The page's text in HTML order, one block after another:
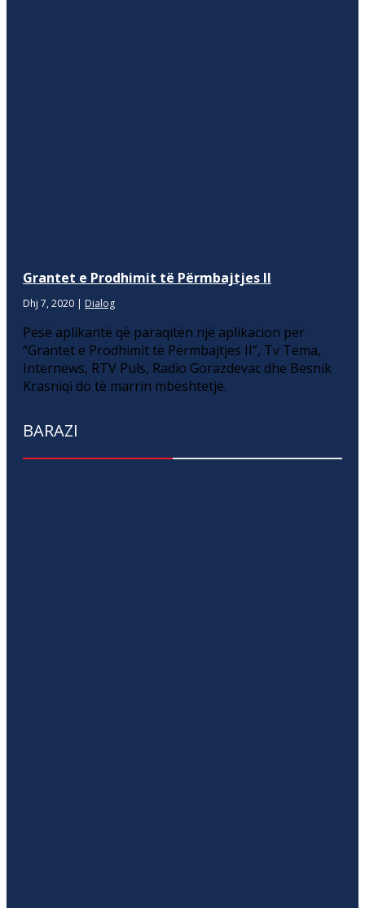
Grantet e Prodhimit të Përmbajtjes II
Dhj 7, 2020 | Dialog
Pesë aplikantë që paraqitën një aplikacion për
“Grantet e Prodhimit të Përmbajtjes II”, Tv Tema,
Internews, RTV Puls, Radio Gorazdevac dhe Besnik
Krasniqi do të marrin mbështetje.
BARAZI